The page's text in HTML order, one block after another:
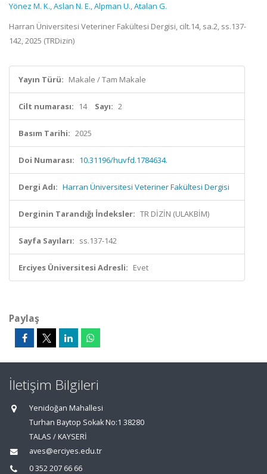
Yönez M. K.,Aslan N. E.,Alpman U.,Atalan G.
Harran Üniversitesi Veteriner Fakültesi Dergisi, cilt.14, sa.2, ss.137-
142, 2025 (TRDizin)
Yayın Türü: Makale / Tam Makale
Cilt numarası: 14 Sayı: 2
Basım Tarihi: 2025
Doi Numarası: 10.31196/huvfd.1784634.
Dergi Adı: Harran Üniversitesi Veteriner Fakültesi Dergisi
Derginin Tarandığı İndeksler: TR DİZİN (ULAKBİM)
Sayfa Sayıları: ss.137-142
Erciyes Üniversitesi Adresli: Evet
Paylaş
İletişim Bilgileri
Yenidoğan Mahallesi
Turhan Baytop Sokak No:1 38280
TALAS / KAYSERİ
aves@erciyes.edu.tr
0 352 207 66 66